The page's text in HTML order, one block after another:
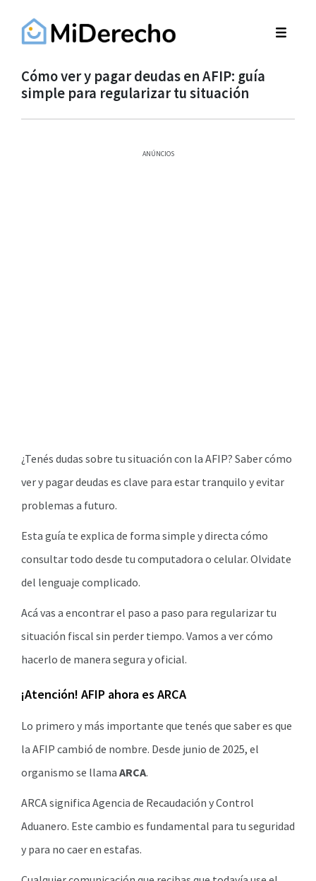
Cómo ver y pagar deudas en AFIP: guía
simple para regularizar tu situación
ANÚNCIOS
¿Tenés dudas sobre tu situación con la AFIP? Saber cómo
ver y pagar deudas es clave para estar tranquilo y evitar
problemas a futuro.
Esta guía te explica de forma simple y directa cómo
consultar todo desde tu computadora o celular. Olvidate
del lenguaje complicado.
Acá vas a encontrar el paso a paso para regularizar tu
situación fiscal sin perder tiempo. Vamos a ver cómo
hacerlo de manera segura y oficial.
¡Atención! AFIP ahora es ARCA
Lo primero y más importante que tenés que saber es que
la AFIP cambió de nombre. Desde junio de 2025, el
organismo se llama ARCA.
ARCA significa Agencia de Recaudación y Control
Aduanero. Este cambio es fundamental para tu seguridad
y para no caer en estafas.